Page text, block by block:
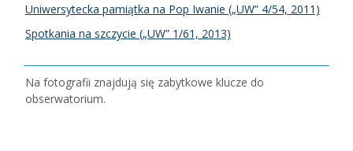
Uniwersytecka pamiątka na Pop Iwanie („UW” 4/54, 2011)
Spotkania na szczycie („UW” 1/61, 2013)
Na fotografii znajdują się zabytkowe klucze do
obserwatorium.